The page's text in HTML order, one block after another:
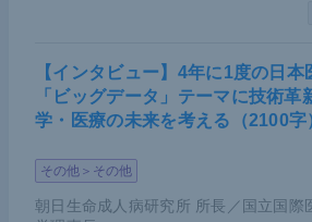
【インタビュー】4年に1度の日
「ビッグデータ」テーマに技術革
学・医療の未来を考える（2100字
その他＞その他
朝日生命成人病研究所 所長／国立国際